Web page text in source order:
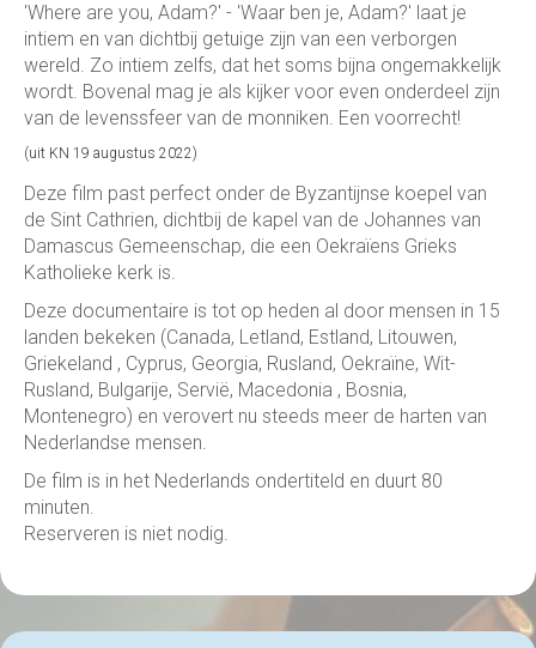
'Where are you, Adam?' - 'Waar ben je, Adam?' laat je
intiem en van dichtbij getuige zijn van een verborgen
wereld. Zo intiem zelfs, dat het soms bijna ongemakkelijk
wordt. Bovenal mag je als kijker voor even onderdeel zijn
van de levenssfeer van de monniken. Een voorrecht!
(uit KN 19 augustus 2022)
Deze film past perfect onder de Byzantijnse koepel van
de Sint Cathrien, dichtbij de kapel van de Johannes van
Damascus Gemeenschap, die een Oekraïens Grieks
Katholieke kerk is.
Deze documentaire is tot op heden al door mensen in 15
landen bekeken (Canada, Letland, Estland, Litouwen,
Griekeland , Cyprus, Georgia, Rusland, Oekraïne, Wit-
Rusland, Bulgarije, Servië, Macedonia , Bosnia,
Montenegro) en verovert nu steeds meer de harten van
Nederlandse mensen.
De film is in het Nederlands ondertiteld en duurt 80
minuten.
Reserveren is niet nodig.